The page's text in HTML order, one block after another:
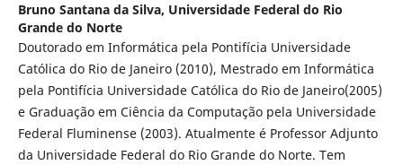
Bruno Santana da Silva, Universidade Federal do Rio
Grande do Norte
Doutorado em Informática pela Pontifícia Universidade
Católica do Rio de Janeiro (2010), Mestrado em Informática
pela Pontifícia Universidade Católica do Rio de Janeiro(2005)
e Graduação em Ciência da Computação pela Universidade
Federal Fluminense (2003). Atualmente é Professor Adjunto
da Universidade Federal do Rio Grande do Norte. Tem